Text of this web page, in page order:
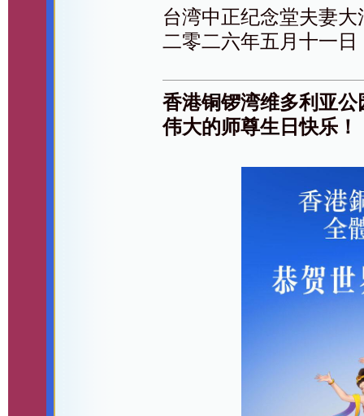
台湾中正纪念堂夫妻大
二零二六年五月十一日
香港铜锣湾维多利亚
伟大的师尊生日快乐！